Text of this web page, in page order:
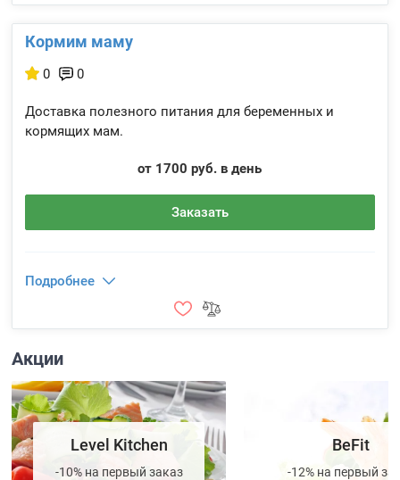
Кормим маму
0 0
Доставка полезного питания для беременных и
кормящих мам.
от 1700 руб. в день
Заказать
Подробнее
Акции
Level Kitchen
-10% на первый заказ
BeFit
-12% на первый